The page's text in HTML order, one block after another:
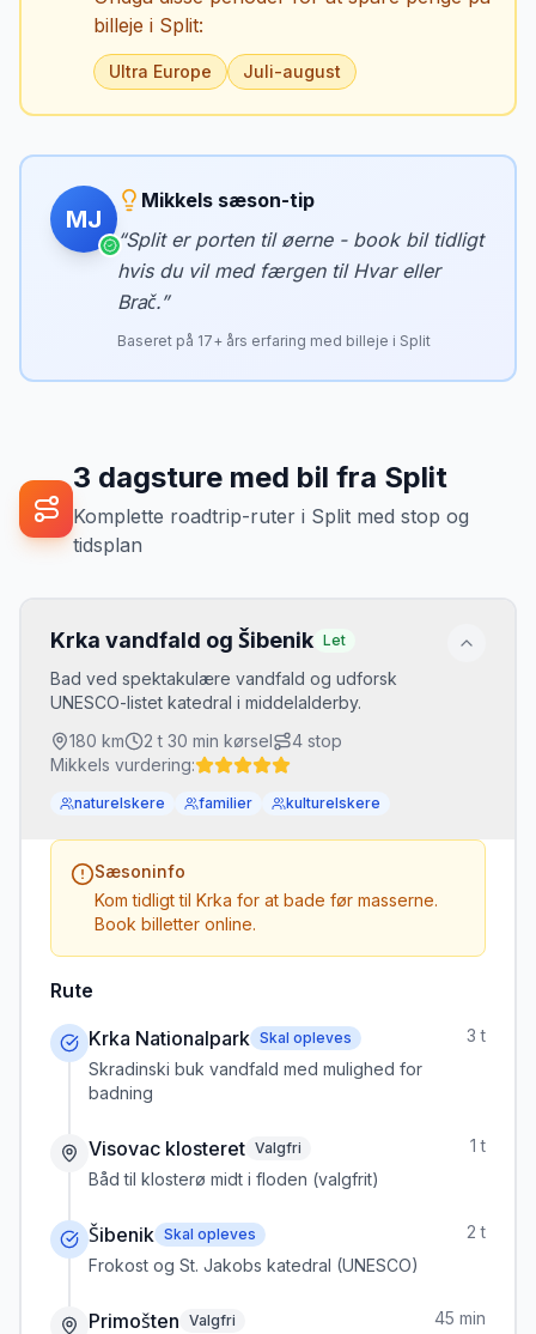
billeje i Split:
Ultra Europe Juli-august
MJ
Mikkels sæson-tip
“Split er porten til øerne - book bil tidligt
hvis du vil med færgen til Hvar eller
Brač.”
Baseret på 17+ års erfaring med billeje i Split
3 dagsture med bil fra Split
Komplette roadtrip-ruteri Split med stop og
tidsplan
Krka vandfald og Šibenik Let
Bad ved spektakulære vandfald og udforsk
UNESCO-listet katedral i middelalderby.
180 km 2 t 30 min kørsel 4 stop
Mikkels vurdering:
naturelskere familier kulturelskere
Sæsoninfo
Kom tidligt til Krka for at bade før masserne.
Book billetter online.
Rute
Krka Nationalpark Skal opleves
Skradinski buk vandfald med mulighed for
badning
3 t
Visovac klosteret Valgfri
Båd til klosterø midt i floden (valgfrit)
1 t
Šibenik Skal opleves
Frokost og St. Jakobs katedral (UNESCO)
2 t
Primošten Valgfri 45 min